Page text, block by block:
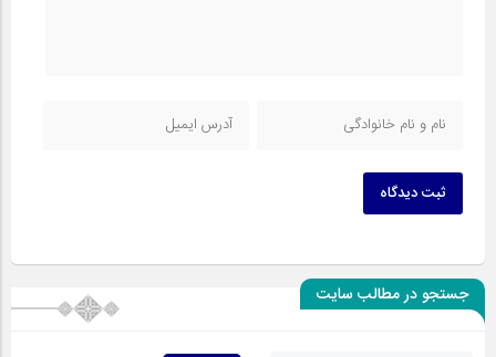
ثبت دیدگاه
جستجو در مطالب سایت